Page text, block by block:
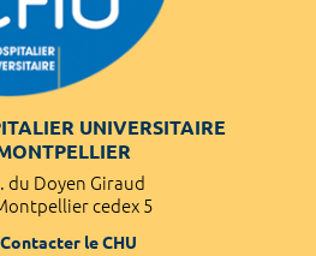
UNIVERSITAIRE
du Doyen Giraud
cedex 5
Contacter le CHU